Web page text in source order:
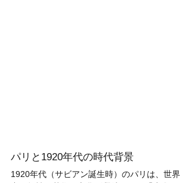
パリと1920年代の時代背景
1920年代（サビアン誕生時）のパリは、世界